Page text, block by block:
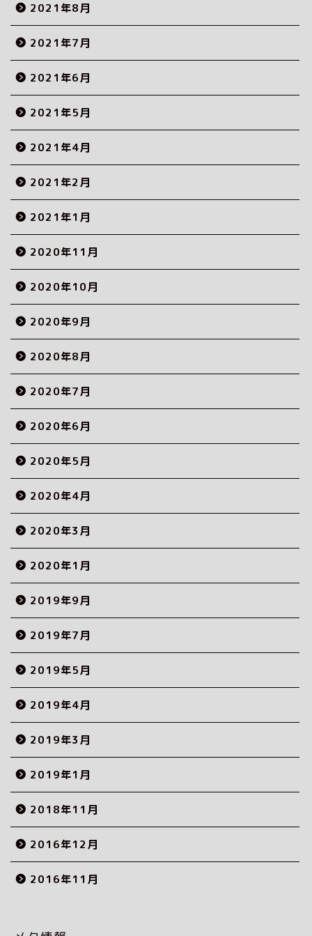
2021年8月
2021年7月
2021年6月
2021年5月
2021年4月
2021年2月
2021年1月
2020年11月
2020年10月
2020年9月
2020年8月
2020年7月
2020年6月
2020年5月
2020年4月
2020年3月
2020年1月
2019年9月
2019年7月
2019年5月
2019年4月
2019年3月
2019年1月
2018年11月
2016年12月
2016年11月